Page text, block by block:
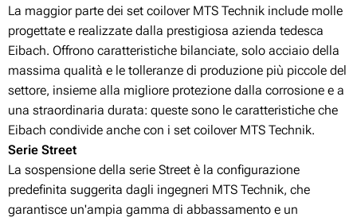
La maggior parte dei set coilover MTS Technik include molle
progettate e realizzate dalla prestigiosa azienda tedesca
Eibach. Offrono caratteristiche bilanciate, solo acciaio della
massima qualità e le tolleranze di produzione più piccole del
settore, insieme alla migliore protezione dalla corrosione e a
una straordinaria durata: queste sono le caratteristiche che
Eibach condivide anche con i set coilover MTS Technik.
Serie Street
La sospensione della serie Street è la configurazione
predefinita suggerita dagli ingegneri MTS Technik, che
garantisce un'ampia gamma di abbassamento e un